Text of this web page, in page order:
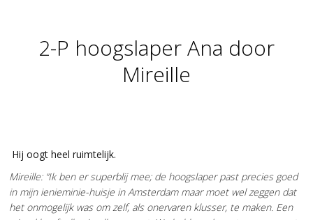
2-P hoogslaper Ana door
Mireille
You are here:
Hij oogt heel ruimtelijk.
Mireille: “Ik ben er superblij mee; de hoogslaper past precies goed
in mijn ienieminie-huisje in Amsterdam maar moet wel zeggen dat
het onmogelijk was om zelf, als onervaren klusser, te maken. Een